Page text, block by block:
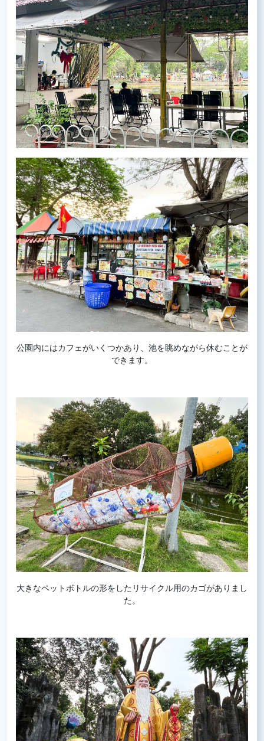
公園内にはカフェがいくつかあり、池を眺めながら休むことが
できます。
大きなペットボトルの形をしたリサイクル用のカゴがありまし
た。